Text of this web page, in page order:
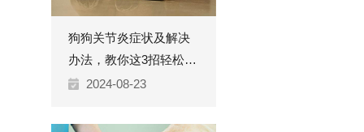
狗狗关节炎症状及解决
办法，教你这3招轻松应
对
2024-08-23